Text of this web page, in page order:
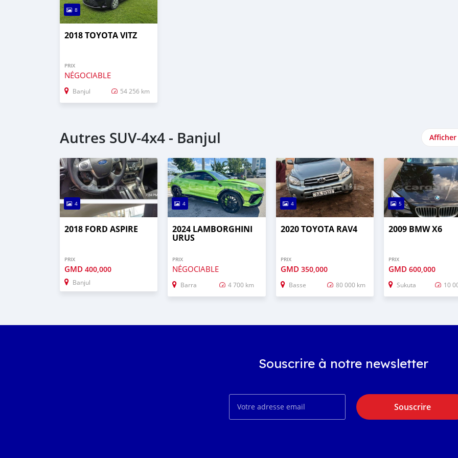
8
2018 TOYOTA VITZ
PRIX
NÉGOCIABLE
Banjul 54 256 km
Autres SUV‒4x4 - Banjul
4
2018 FORD ASPIRE
PRIX
GMD 400,000
Banjul
4
2024 LAMBORGHINI
URUS
PRIX
NÉGOCIABLE
Barra 4 700 km
4
2020 TOYOTA RAV4
PRIX
GMD 350,000
Basse 80 000 km
5
2009 BMW X6
PRIX
GMD 600,000
Sukuta 10
Souscrire à notre newsletter
Souscrire